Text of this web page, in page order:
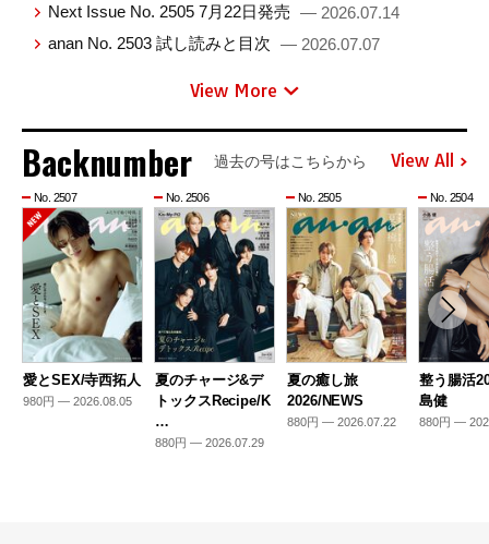
Next Issue No. 2505 7月22日発売 — 2026.07.14
anan No. 2503 試し読みと目次 — 2026.07.07
View More
Backnumber 過去の号はこちらから View All
No. 2507
愛とSEX/寺西拓人
980円 — 2026.08.05
No. 2506
夏のチャージ&デ
トックスRecipe/K
…
880円 — 2026.07.29
No. 2505
夏の癒し旅
2026/NEWS
880円 — 2026.07.22
No. 2504
整う腸活
島健
880円 —